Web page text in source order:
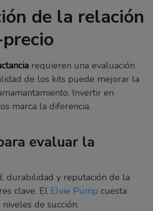
de la relación
requieren una evaluación
de los kits puede mejorar la
Invertir en
marca la diferencia.
evaluar la
durabilidad y reputación de la
clave. El Elvie Pump cuesta
de succión.